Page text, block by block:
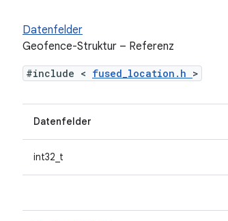
Datenfelder
Geofence-Struktur – Referenz
#include < fused_location.h >
Datenfelder
int32_t